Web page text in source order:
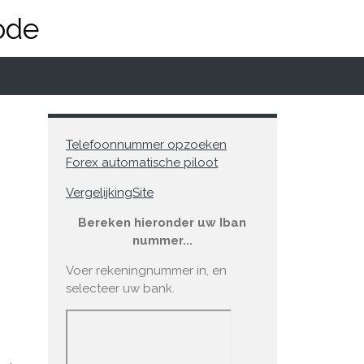
Telefoonnummer opzoeken
Forex automatische piloot
VergelijkingSite
Bereken hieronder uw Iban
nummer...
Voer rekeningnummer in, en
selecteer uw bank.